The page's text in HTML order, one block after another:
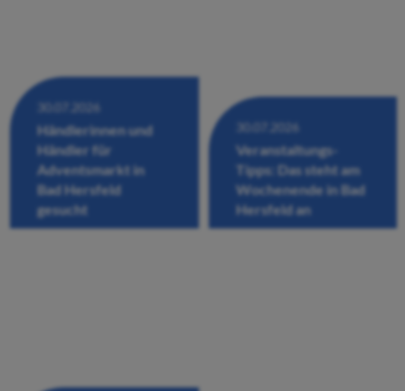
30.07.2026
Händlerinnen und
Händler für
Adventsmarkt in
Bad Hersfeld
gesucht
30.07.2026
Veranstaltungs-
Tipps: Das steht am
Wochenende in Bad
Hersfeld an